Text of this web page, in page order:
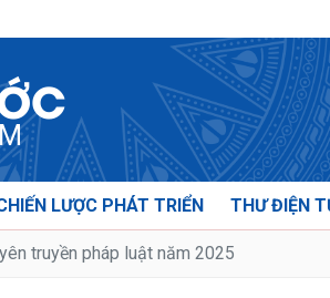
LƯỢC PHÁT TRIỂN THƯ ĐIỆN
truyền pháp luật năm 2025